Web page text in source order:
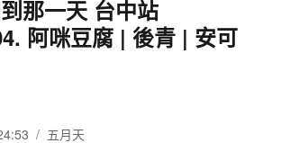
那一天 台中站
阿咪豆腐 | 後青 | 安可
分
五月天